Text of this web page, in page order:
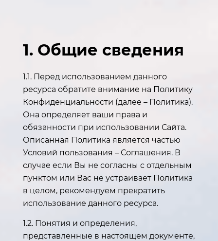
1. Общие сведения
1.1. Перед использованием данного
ресурса обратите внимание на Политику
Конфиденциальности (далее – Политика).
Она определяет ваши права и
обязанности при использовании Сайта.
Описанная Политика является частью
Условий пользования – Соглашения. В
случае если Вы не согласны с отдельным
пунктом или Вас не устраивает Политика
в целом, рекомендуем прекратить
использование данного ресурса.
1.2. Понятия и определения,
представленные в настоящем документе,